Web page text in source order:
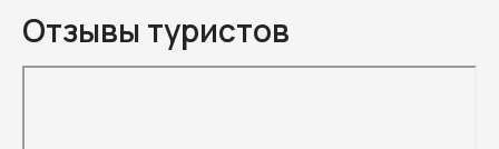
Отзывы туристов